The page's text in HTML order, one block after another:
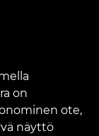
on
ote,
näyttö